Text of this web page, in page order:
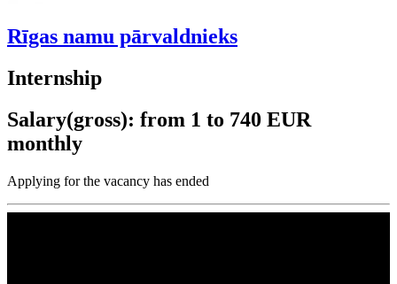
Rīgas namu pārvaldnieks
Internship
Salary(gross): from 1 to 740 EUR
monthly
Applying for the vacancy has ended